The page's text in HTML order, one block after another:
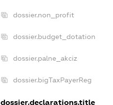
dossier.non_profit
dossier.budget_dotation
dossier.palne_akciz
dossier.bigTaxPayerReg
dossier.declarations.title